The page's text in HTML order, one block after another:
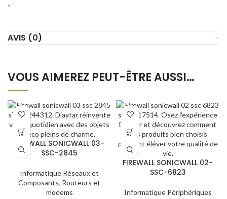
« `
AVIS (0)
VOUS AIMEREZ PEUT-ÊTRE AUSSI…
FIREWALL SONICWALL 03-
SSC-2845
Informatique Réseaux et
Composants, Routeurs et
modems
FIREWALL SONICWALL 02-
SSC-6823
Informatique Périphériques